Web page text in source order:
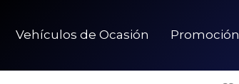
Vehículos de Ocasión Promoción